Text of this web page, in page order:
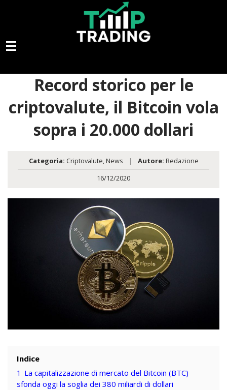
Record storico per le
criptovalute, il Bitcoin vola
sopra i 20.000 dollari
Categoria: Criptovalute,News | Autore: Redazione
16/12/2020
Indice
1 La capitalizzazione di mercato del Bitcoin (BTC)
sfonda oggi la soglia dei 380 miliardi di dollari